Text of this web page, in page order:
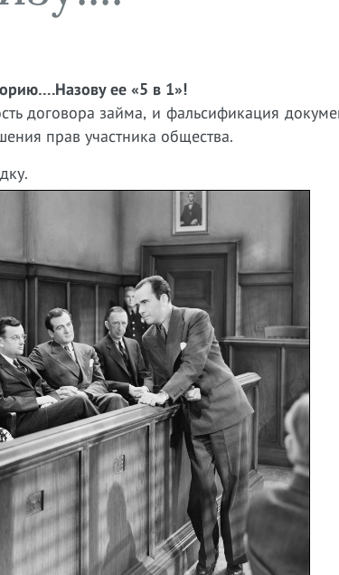
ее «5 в 1»!
договора займа, и фальсификация
прав участника общества.